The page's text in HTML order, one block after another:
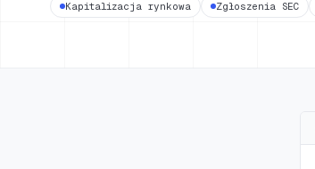
Kapitalizacja rynkowa Zgłoszenia SEC